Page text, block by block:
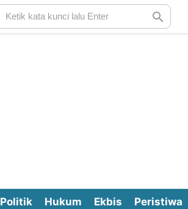
Politik Hukum Ekbis Peristiwa